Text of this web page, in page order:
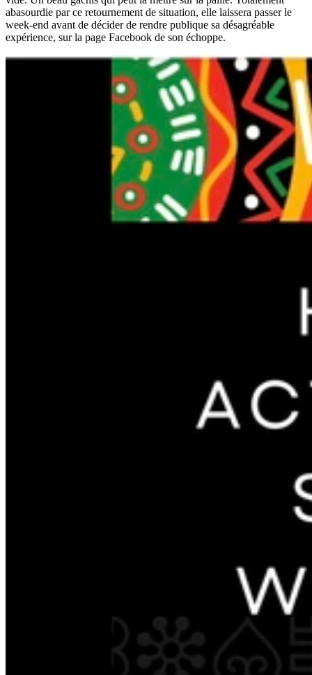
abasourdie par ce retournement de situation, elle laissera passer le
week-end avant de décider de rendre publique sa désagréable
expérience, sur la page Facebook de son échoppe.